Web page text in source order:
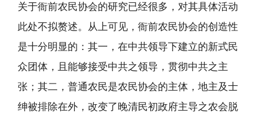
关于衙前农民协会的研究已经很多，对其具体活动
此处不拟赘述。从上可见，衙前农民协会的创造性
是十分明显的：其一，在中共领导下建立的新式民
众团体，且能够接受中共之领导，贯彻中共之主
张；其二，普通农民是农民协会的主体，地主及士
绅被排除在外，改变了晚清民初政府主导之农会脱